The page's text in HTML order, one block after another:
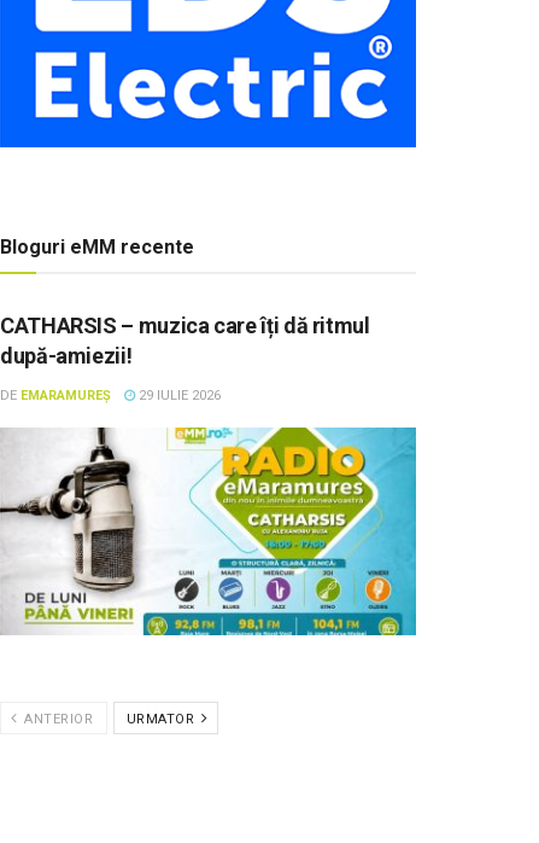
Bloguri eMM recente
CATHARSIS – muzica care îți dă ritmul
după-amiezii!
DE EMARAMUREȘ 29 IULIE 2026
ANTERIOR URMATOR